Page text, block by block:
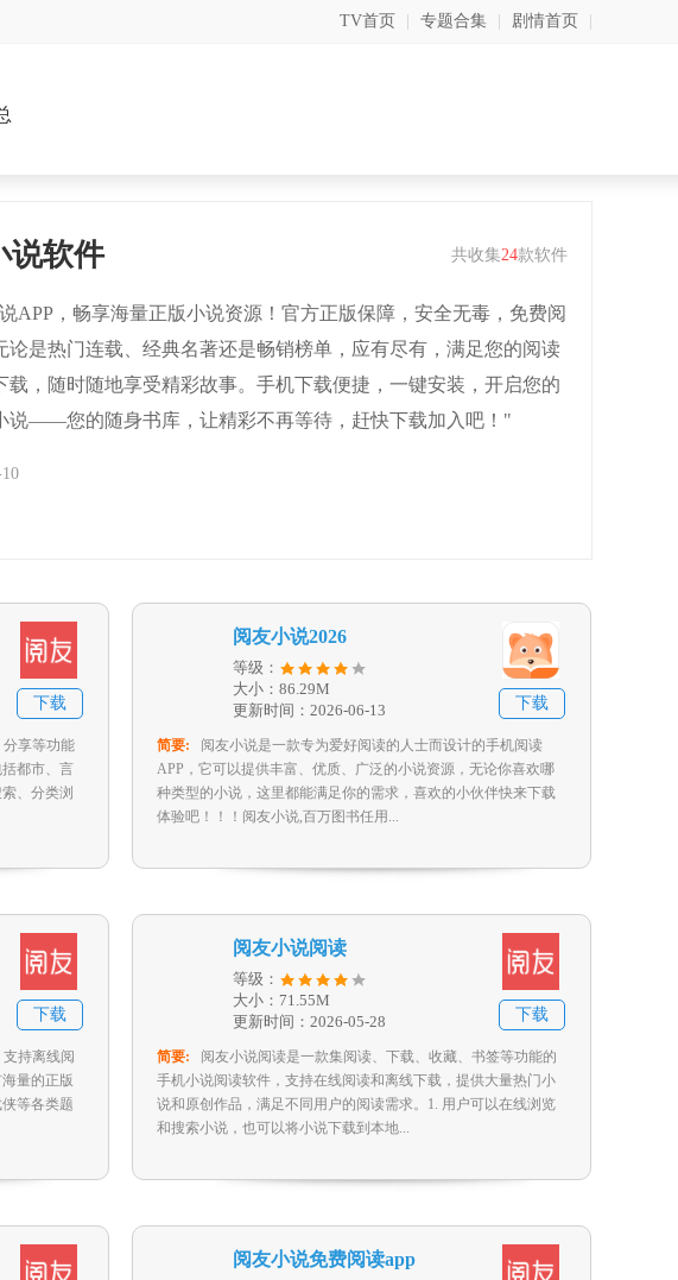
TV首页 专题合集 剧情首页
共收集24款软件
说软件
APP，畅享海量正版小说资源！官方正版保障，安全无毒，免费阅
论是热门连载、经典名著还是畅销榜单，应有尽有，满足您的阅读
载，随时随地享受精彩故事。手机下载便捷，一键安装，开启您的
说——您的随身书库，让精彩不再等待，赶快下载加入吧！"
下载
享等功能
都市、言
、分类浏
阅友小说2026
等级：
大小：86.29M
更新时间：2026-06-13
下载
简要:
‍‍阅友小说是一款专为爱好阅读的人士而设计的手机阅读
APP，它可以提供丰富、优质、广泛的小说资源，无论你喜欢哪
种类型的小说，这里都能满足你的需求，喜欢的小伙伴快来下载
体验吧！！！阅友小说,百万图书任用...
下载
持离线阅
量的正版
等各类题
阅友小说阅读
等级：
大小：71.55M
更新时间：2026-05-28
下载
简要:
阅友小说阅读是一款集阅读、下载、收藏、书签等功能的
手机小说阅读软件，支持在线阅读和离线下载，提供大量热门小
说和原创作品，满足不同用户的阅读需求。1. 用户可以在线浏览
和搜索小说，也可以将小说下载到本地...
阅友小说免费阅读app